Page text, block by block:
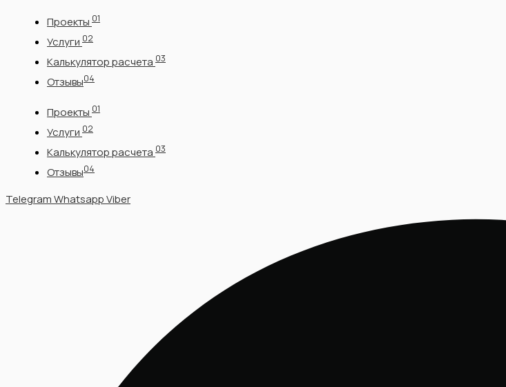
содержимому
Проекты 01
Услуги 02
Калькулятор расчета 03
Отзывы04
Проекты 01
Услуги 02
Калькулятор расчета 03
Отзывы04
TelegramWhatsappViber